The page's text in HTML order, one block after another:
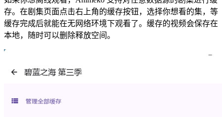
存。在剧集页面点击右上角的缓存按钮，选择你想看的集，等
缓存完成后就能在无网络环境下观看了。缓存的视频会保存在
本地，随时可以删除释放空间。